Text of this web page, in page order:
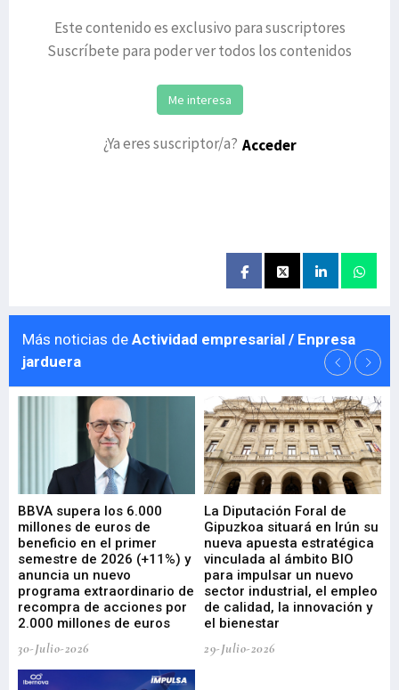
Este contenido es exclusivo para suscriptores
Suscríbete para poder ver todos los contenidos
Me interesa
¿Ya eres suscriptor/a? Acceder
Más noticias de Actividad empresarial / Enpresa
jarduera
BBVA supera los 6.000
millones de euros de
beneficio en el primer
semestre de 2026 (+11%) y
anuncia un nuevo
programa extraordinario de
recompra de acciones por
2.000 millones de euros
30-Julio-2026
La Diputación Foral de
Gipuzkoa situará en Irún su
nueva apuesta estratégica
vinculada al ámbito BIO
para impulsar un nuevo
sector industrial, el empleo
de calidad, la innovación y
el bienestar
29-Julio-2026